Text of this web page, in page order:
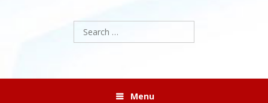
Search
for:
Menu